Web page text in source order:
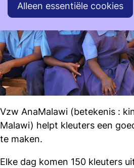
Vzw AnaMalawi (betekenis :
Malawi) helpt kleuters een
te maken.
Elke dag komen 150 kleuters
Alleen essentiële cookies